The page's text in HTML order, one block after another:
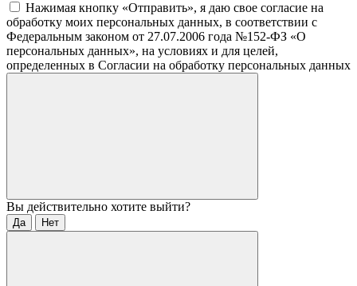
Нажимая кнопку «Отправить», я даю свое согласие на
обработку моих персональных данных, в соответствии с
Федеральным законом от 27.07.2006 года №152-ФЗ «О
персональных данных», на условиях и для целей,
определенных в Согласии на обработку персональных данных
Вы действительно хотите выйти?
Да Нет